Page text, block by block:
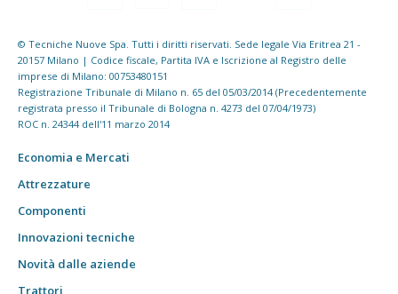
© Tecniche Nuove Spa. Tutti i diritti riservati. Sede legale Via Eritrea 21 -
20157 Milano | Codice fiscale, Partita IVA e Iscrizione al Registro delle
imprese di Milano: 00753480151
Registrazione Tribunale di Milano n. 65 del 05/03/2014 (Precedentemente
registrata presso il Tribunale di Bologna n. 4273 del 07/04/1973)
ROC n. 24344 dell'11 marzo 2014
Economia e Mercati
Attrezzature
Componenti
Innovazioni tecniche
Novità dalle aziende
Trattori